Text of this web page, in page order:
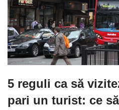
5 reguli ca să
pari un turist: ce